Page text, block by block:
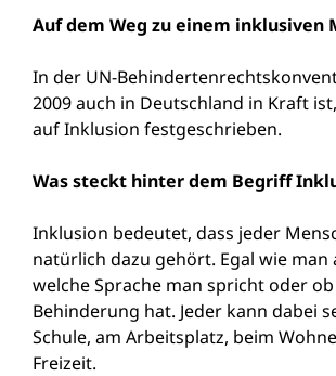
Auf dem Weg zu einem inklusiven
In der UN-
2009 auch in Deutschland in Kraft
auf Inklusion festgeschrieben.
Was steckt hinter dem Begriff
Inklusion bedeutet, dass jeder
natürlich dazu gehört. Egal wie man
welche Sprache man spricht oder
Behinderung hat. Jeder kann dabei
Schule, am Arbeitsplatz, beim
Freizeit.